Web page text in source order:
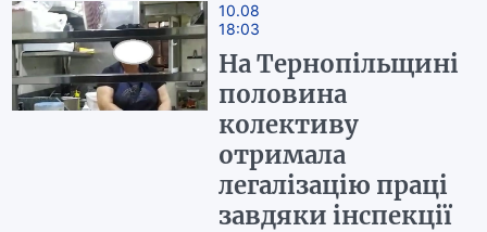
10.08
18:03
На Тернопільщині
половина
колективу
отримала
легалізацію праці
завдяки інспекції